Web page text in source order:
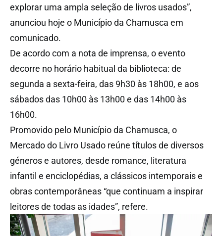
explorar uma ampla seleção de livros usados”,
anunciou hoje o Município da Chamusca em
comunicado.
De acordo com a nota de imprensa, o evento
decorre no horário habitual da biblioteca: de
segunda a sexta-feira, das 9h30 às 18h00, e aos
sábados das 10h00 às 13h00 e das 14h00 às
16h00.
Promovido pelo Município da Chamusca, o
Mercado do Livro Usado reúne títulos de diversos
géneros e autores, desde romance, literatura
infantil e enciclopédias, a clássicos intemporais e
obras contemporâneas “que continuam a inspirar
leitores de todas as idades”, refere.